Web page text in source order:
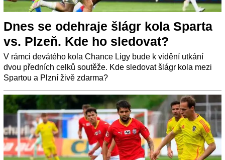
Dnes se odehraje šlágr kola Sparta
vs. Plzeň. Kde ho sledovat?
V rámci devátého kola Chance Ligy bude k vidění utkání
dvou předních celků soutěže. Kde sledovat šlágr kola mezi
Spartou a Plzní živě zdarma?